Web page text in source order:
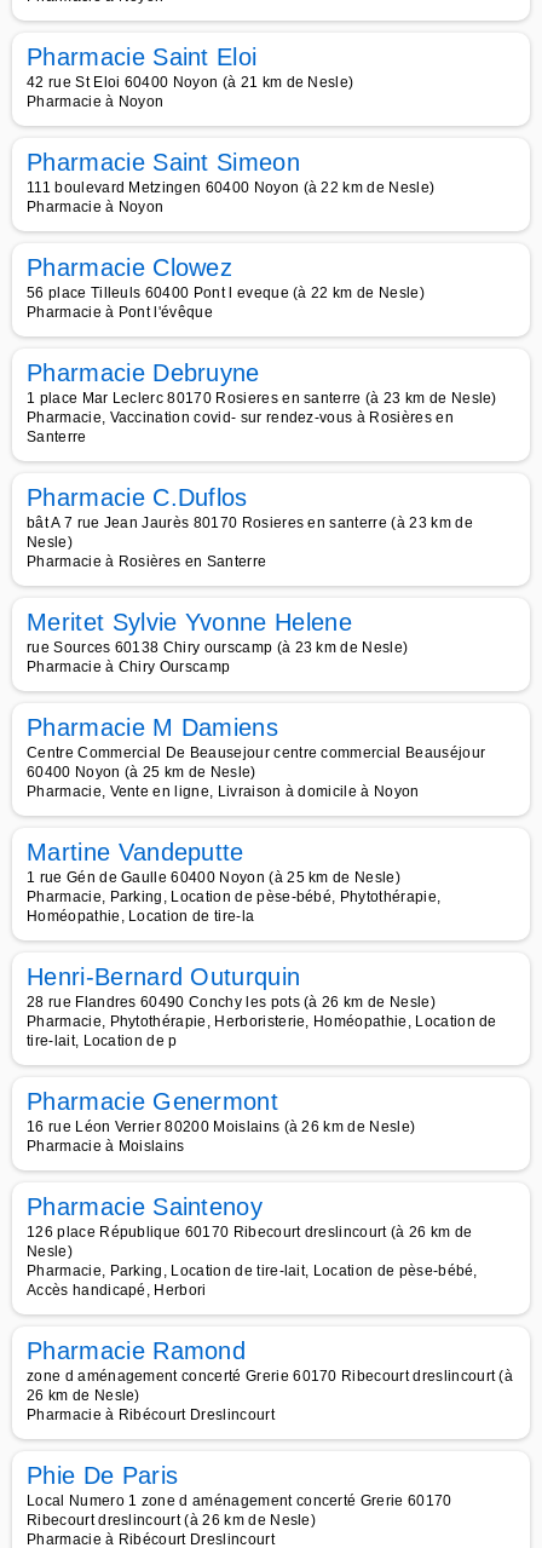
Pharmacie Saint Eloi
42 rue St Eloi 60400 Noyon (à 21 km de Nesle)
Pharmacie à Noyon
Pharmacie Saint Simeon
111 boulevard Metzingen 60400 Noyon (à 22 km de Nesle)
Pharmacie à Noyon
Pharmacie Clowez
56 place Tilleuls 60400 Pont l eveque (à 22 km de Nesle)
Pharmacie à Pont l'évêque
Pharmacie Debruyne
1 place Mar Leclerc 80170 Rosieres en santerre (à 23 km de Nesle)
Pharmacie, Vaccination covid- sur rendez-vous à Rosières en
Santerre
Pharmacie C.Duflos
bât A 7 rue Jean Jaurès 80170 Rosieres en santerre (à 23 km de
Nesle)
Pharmacie à Rosières en Santerre
Meritet Sylvie Yvonne Helene
rue Sources 60138 Chiry ourscamp (à 23 km de Nesle)
Pharmacie à Chiry Ourscamp
Pharmacie M Damiens
Centre Commercial De Beausejour centre commercial Beauséjour
60400 Noyon (à 25 km de Nesle)
Pharmacie, Vente en ligne, Livraison à domicile à Noyon
Martine Vandeputte
1 rue Gén de Gaulle 60400 Noyon (à 25 km de Nesle)
Pharmacie, Parking, Location de pèse-bébé, Phytothérapie,
Homéopathie, Location de tire-la
Henri-Bernard Outurquin
28 rue Flandres 60490 Conchy les pots (à 26 km de Nesle)
Pharmacie, Phytothérapie, Herboristerie, Homéopathie, Location de
tire-lait, Location de p
Pharmacie Genermont
16 rue Léon Verrier 80200 Moislains (à 26 km de Nesle)
Pharmacie à Moislains
Pharmacie Saintenoy
126 place République 60170 Ribecourt dreslincourt (à 26 km de
Nesle)
Pharmacie, Parking, Location de tire-lait, Location de pèse-bébé,
Accès handicapé, Herbori
Pharmacie Ramond
zone d aménagement concerté Grerie 60170 Ribecourt dreslincourt (à
26 km de Nesle)
Pharmacie à Ribécourt Dreslincourt
Phie De Paris
Local Numero 1 zone d aménagement concerté Grerie 60170
Ribecourt dreslincourt (à 26 km de Nesle)
Pharmacie à Ribécourt Dreslincourt